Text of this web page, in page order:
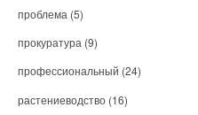
проблема (5)
прокуратура (9)
профессиональный (24)
растениеводство (16)